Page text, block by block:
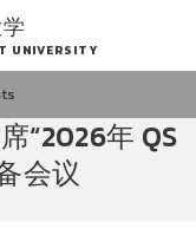
UNIVERSITY
“2026年 QS
会议